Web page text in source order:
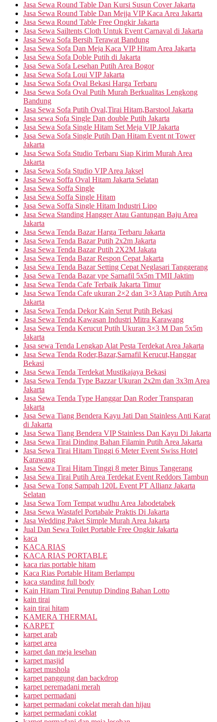
Jasa Sewa Round Table Dan Kursi Susun Cover Jakarta
Jasa Sewa Round Table Dan Mejja VIP Kaca Area Jakarta
Jasa Sewa Round Table Free Ongkir Jakarta
Jasa Sewa Sailtents Cloth Untuk Event Carnaval di Jakarta
Jasa Sewa Sofa Bersih Terawat Bandung
Jasa Sewa Sofa Dan Meja Kaca VIP Hitam Area Jakarta
Jasa Sewa Sofa Doble Putih di Jakarta
Jasa Sewa Sofa Lesehan Putih Area Bogor
Jasa Sewa Sofa Loui VIP Jakarta
Jasa Sewa Sofa Oval Bekasi Harga Terbaru
Jasa Sewa Sofa Oval Putih Murah Berkualitas Lengkong
Bandung
Jasa Sewa Sofa Putih Oval,Tirai Hitam,Barstool Jakarta
Jasa sewa Sofa Single Dan double Putih Jakarta
Jasa Sewa Sofa Single Hitam Set Meja VIP Jakarta
Jasa Sewa Sofa Single Putih Dan Hitam Event nt Tower
Jakarta
Jasa Sewa Sofa Studio Terbaru Siap Kirim Murah Area
Jakarta
Jasa Sewa Sofa Studio VIP Area Jaksel
Jasa Sewa Soffa Oval Hitam Jakarta Selatan
Jasa Sewa Soffa Single
Jasa Sewa Soffa Single Hitam
Jasa Sewa Soffa Single Hitam Industri Lipo
Jasa Sewa Standing Hangger Atau Gantungan Baju Area
Jakarta
Jasa Sewa Tenda Bazar Harga Terbaru Jakarta
Jasa Sewa Tenda Bazar Putih 2x2m Jakarta
Jasa Sewa Tenda Bazar Putih 2X2M Jakata
Jasa Sewa Tenda Bazar Respon Cepat Jakarta
Jasa Sewa Tenda Bazar Setting Cepat Neglasari Tanggerang
Jasa Sewa Tenda Bazar ype Sarnafil 5x5m TMII Jaktim
Jasa Sewa Tenda Cafe Terbaik Jakarta Timur
Jasa Sewa Tenda Cafe ukuran 2×2 dan 3×3 Atap Putih Area
Jakarta
Jasa Sewa Tenda Dekor Kain Serut Putih Bekasi
Jasa Sewa Tenda Kawasan Industri Mitra Karawang
Jasa Sewa Tenda Kerucut Putih Ukuran 3×3 M Dan 5x5m
Jakarta
Jasa sewa Tenda Lengkap Alat Pesta Terdekat Area Jakarta
Jasa Sewa Tenda Roder,Bazar,Sarnafil Kerucut,Hanggar
Bekasi
Jasa Sewa Tenda Terdekat Mustikajaya Bekasi
Jasa Sewa Tenda Type Bazzar Ukuran 2x2m dan 3x3m Area
Jakarta
Jasa Sewa Tenda Type Hanggar Dan Roder Transparan
Jakarta
Jasa Sewa Tiang Bendera Kayu Jati Dan Stainless Anti Karat
di Jakarta
Jasa Sewa Tiang Bendera VIP Stainless Dan Kayu Di Jakarta
Jasa Sewa Tirai Dinding Bahan Filamin Putih Area Jakarta
Jasa Sewa Tirai Hitam Tinggi 6 Meter Event Swiss Hotel
Karawang
Jasa Sewa Tirai Hitam Tinggi 8 meter Binus Tangerang
Jasa Sewa Tirai Putih Area Terdekat Event Reddors Tambun
Jasa Sewa Tong Sampah 120L Event PT Allianz Jakarta
Selatan
Jasa Sewa Torn Tempat wudhu Area Jabodetabek
Jasa Sewa Wastafel Portabale Praktis Di Jakarta
Jasa Wedding Paket Simple Murah Area Jakarta
Jual Dan Sewa Toilet Portable Free Ongkir Jakarta
kaca
KACA RIAS
KACA RIAS PORTABLE
kaca rias portable hitam
Kaca Rias Portable Hitam Berlampu
kaca standing full body
Kain Hitam Tirai Penutup Dinding Bahan Lotto
kain tirai
kain tirai hitam
KAMERA THERMAL
KARPET
karpet arab
karpet area
karpet dan meja lesehan
karpet masjid
karpet mushola
karpet panggung dan backdrop
karpet peremadani merah
karpet permadani
karpet permadani cokelat merah dan hijau
karpet permadani coklat